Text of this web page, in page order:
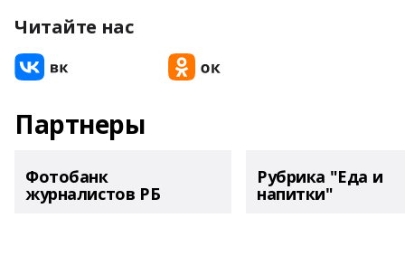
Читайте нас
Партнеры
Фотобанк
журналистов РБ
Рубрика "Еда и
напитки"